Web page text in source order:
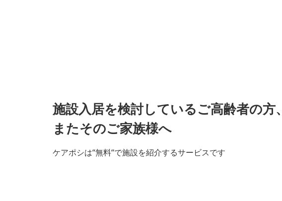
施設入居を検討しているご高齢者の方、
またそのご家族様へ
ケアポシは“無料“で施設を紹介するサービスです